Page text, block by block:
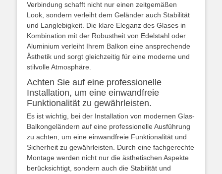
Verbindung schafft nicht nur einen zeitgemäßen
Look, sondern verleiht dem Geländer auch Stabilität
und Langlebigkeit. Die klare Eleganz des Glases in
Kombination mit der Robustheit von Edelstahl oder
Aluminium verleiht Ihrem Balkon eine ansprechende
Ästhetik und sorgt gleichzeitig für eine moderne und
stilvolle Atmosphäre.
Achten Sie auf eine professionelle
Installation, um eine einwandfreie
Funktionalität zu gewährleisten.
Es ist wichtig, bei der Installation von modernen Glas-
Balkongeländern auf eine professionelle Ausführung
zu achten, um eine einwandfreie Funktionalität und
Sicherheit zu gewährleisten. Durch eine fachgerechte
Montage werden nicht nur die ästhetischen Aspekte
berücksichtigt, sondern auch die Stabilität und